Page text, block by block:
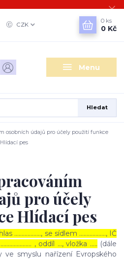
Menu
CZK
Hledat
0 ks
0 Kč
osobních údajů pro účely použití funkce
Hlídací pes
pro účely
Hlídací pes
……………..., se sídlem ………………, IČ
, oddíl …, vložka ….. (dále
ve smyslu nařízení Evropského